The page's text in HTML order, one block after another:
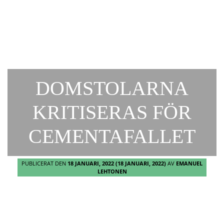
DOMSTOLARNA
KRITISERAS FÖR
CEMENTAFALLET
PUBLICERAT DEN 18 JANUARI, 2022 (18 JANUARI, 2022) AV EMANUEL
LEHTONEN